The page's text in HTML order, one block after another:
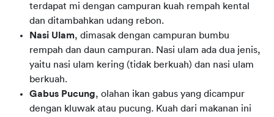
terdapat mi dengan campuran kuah rempah kental
dan ditambahkan udang rebon.
Nasi Ulam, dimasak dengan campuran bumbu
rempah dan daun campuran. Nasi ulam ada dua jenis,
yaitu nasi ulam kering (tidak berkuah) dan nasi ulam
berkuah.
Gabus Pucung, olahan ikan gabus yang dicampur
dengan kluwak atau pucung. Kuah dari makanan ini